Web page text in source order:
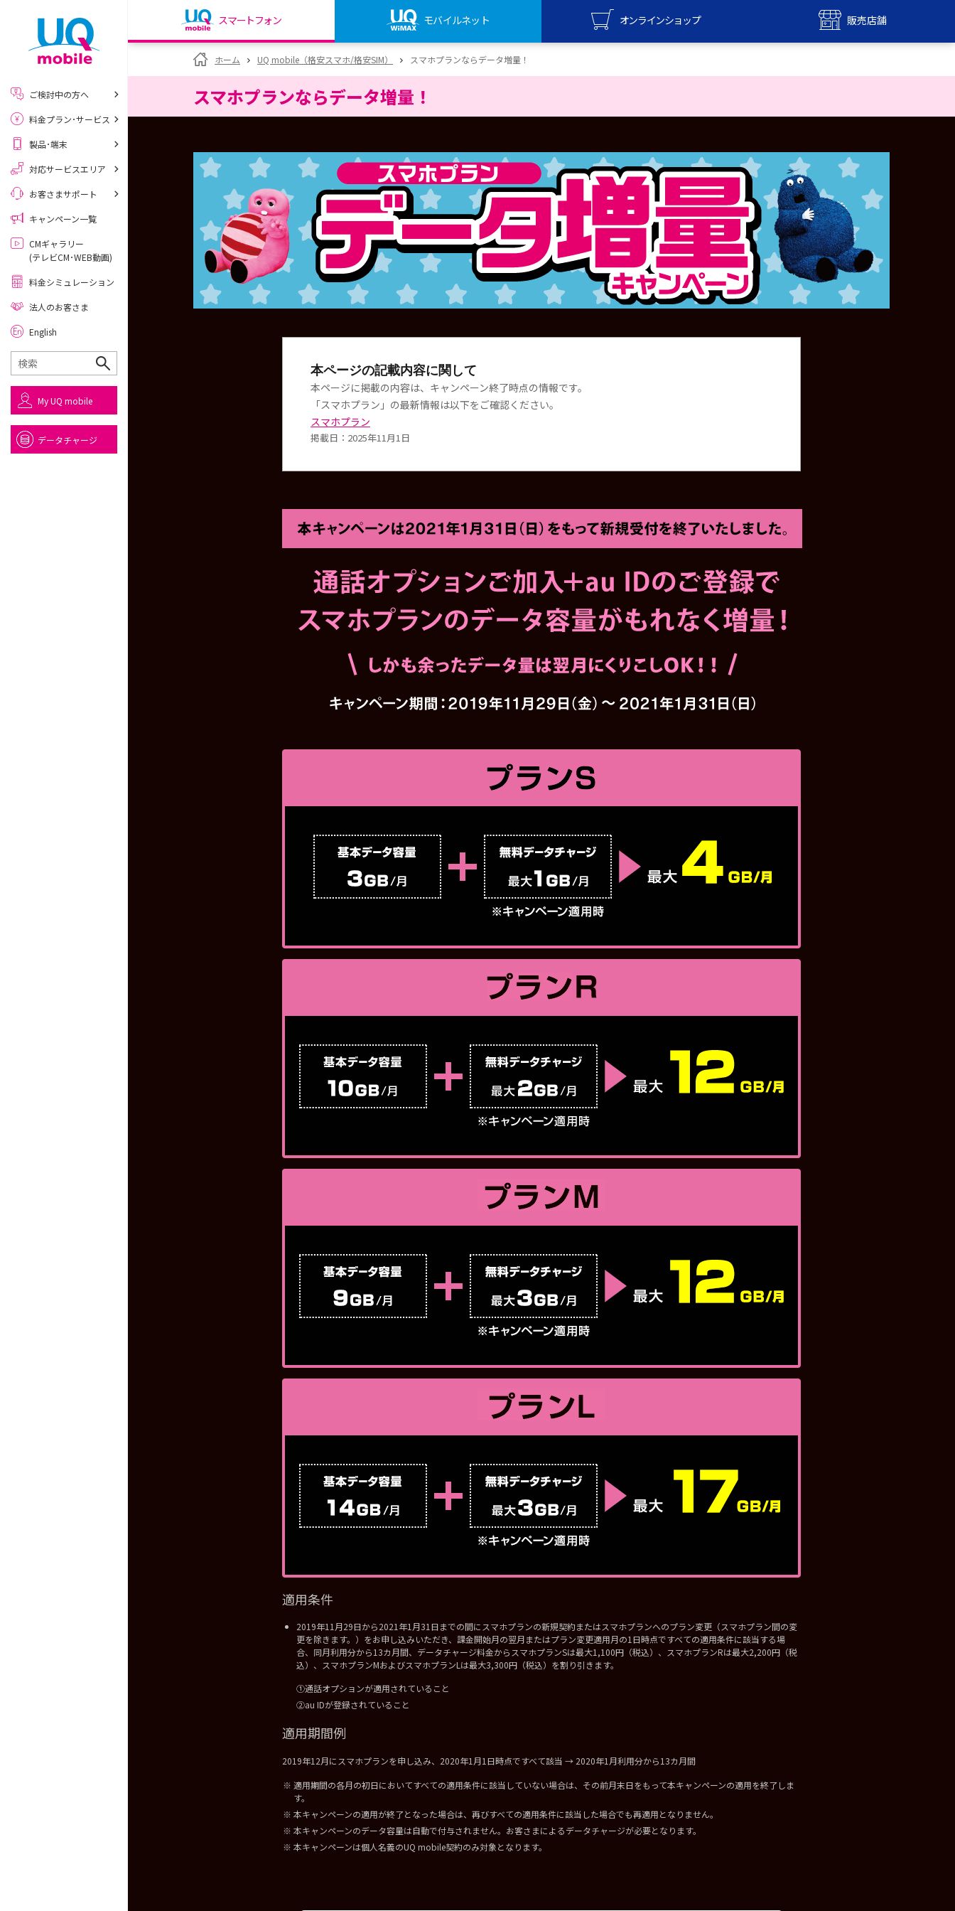
スマートフォン モバイルネット オンラインショップ 販売店舗
my UQ WiMAX
UQ WiMAX ご契約の方
My UQ mobile
UQ mobile ご契約の方
UQ mobile
データチャージサイト
オンラインショップ
オンラインショップ
販売店舗
販売店舗
ホーム UQ mobile（格安スマホ/格安SIM） スマホプランならデータ増量！
スマホプランならデータ増量！
本ページの記載内容に関して
本ページに掲載の内容は、キャンペーン終了時点の情報です。
「スマホプラン」の最新情報は以下をご確認ください。
スマホプラン
掲載日：2025年11月1日
適用条件
2019年11月29日から2021年1月31日までの間にスマホプランの新規契約またはスマホプランへのプラン変更（スマホプラン間の変
更を除きます。）をお申し込みいただき、課金開始月の翌月またはプラン変更適用月の1日時点ですべての適用条件に該当する場
合、同月利用分から13カ月間、データチャージ料金からスマホプランSは最大1,100円（税込）、スマホプランRは最大2,200円（税
込）、スマホプランMおよびスマホプランLは最大3,300円（税込）を割り引きます。
①通話オプションが適用されていること
②au IDが登録されていること
適用期間例
2019年12月にスマホプランを申し込み、2020年1月1日時点ですべて該当 → 2020年1月利用分から13カ月間
適用期間の各月の初日においてすべての適用条件に該当していない場合は、その前月末日をもって本キャンペーンの適用を終了しま
す。
本キャンペーンの適用が終了となった場合は、再びすべての適用条件に該当した場合でも再適用となりません。
本キャンペーンのデータ容量は自動で付与されません。お客さまによるデータチャージが必要となります。
本キャンペーンは個人名義のUQ mobile契約のみ対象となります。
ご検討中の方へ
料金プラン･サービス
製品･端末
対応サービスエリア
お客さまサポート
キャンペーン一覧
CMギャラリー
(テレビCM･WEB動画)
料金シミュレーション
法人のお客さま
English
My UQ mobile
データチャージ